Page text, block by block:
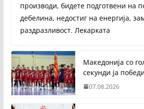
производи, бидете подготвени на
дебелина, недостиг на енергија,
раздразливост. Лекарката
Македонија со
секунди ја
07.08.2026